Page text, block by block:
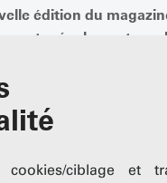
ciblage et
édition du
également que